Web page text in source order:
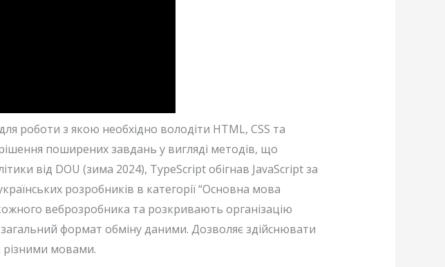
роботи з якою необхідно володіти HTML, CSS та
рішення поширених завдань у вигляді методів, що
від DOU (зима 2024), TypeScript обігнав JavaScript за
розробників в категорії “Основна мова
веброзробника та розкривають організацію
формат обміну даними. Дозволяє здійснювати
різними мовами.